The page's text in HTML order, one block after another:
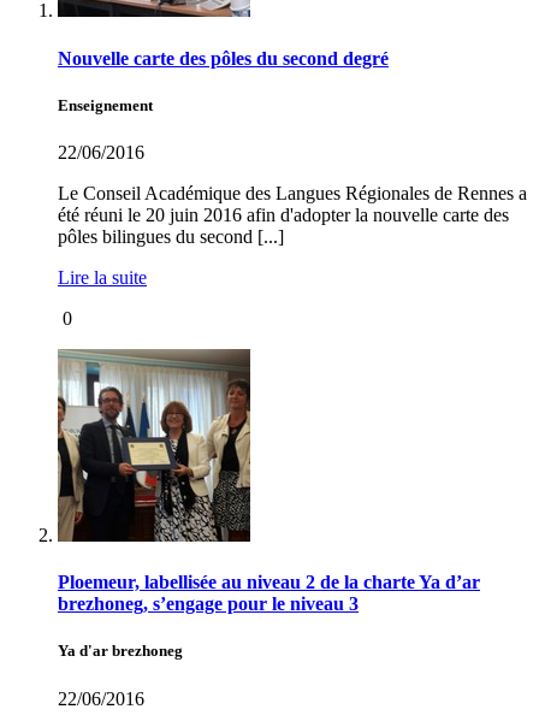
Nouvelle carte des pôles du second degré
Enseignement
22/06/2016
Le Conseil Académique des Langues Régionales de Rennes a
été réuni le 20 juin 2016 afin d'adopter la nouvelle carte des
pôles bilingues du second [...]
Lire la suite
0
Ploemeur, labellisée au niveau 2 de la charte Ya d’ar
brezhoneg, s’engage pour le niveau 3
Ya d'ar brezhoneg
22/06/2016